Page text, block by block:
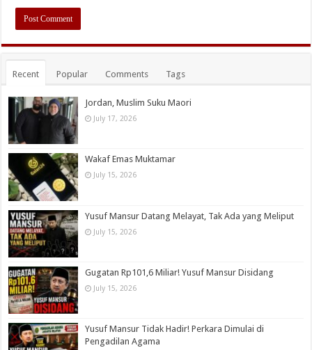
Recent Popular Comments Tags
Jordan, Muslim Suku Maori
July 17, 2026
Wakaf Emas Muktamar
July 15, 2026
Yusuf Mansur Datang Melayat, Tak Ada yang Meliput
July 15, 2026
Gugatan Rp101,6 Miliar! Yusuf Mansur Disidang
July 15, 2026
Yusuf Mansur Tidak Hadir! Perkara Dimulai di
Pengadilan Agama